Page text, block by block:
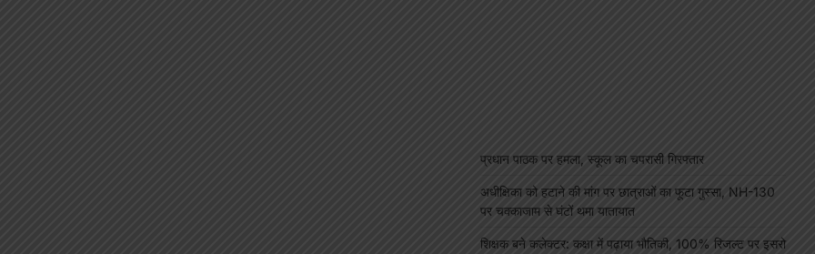
प्रधान पाठक पर हमला, स्कूल का चपरासी गिरफ्तार
अधीक्षिका को हटाने की मांग पर छात्राओं का फूटा गुस्सा, NH-130
पर चक्काजाम से घंटों थमा यातायात
शिक्षक बने कलेक्टर: कक्षा में पढ़ाया भौतिकी, 100% रिजल्ट पर इसरो